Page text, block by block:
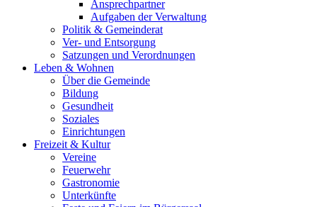
Ansprechpartner
Aufgaben der Verwaltung
Politik & Gemeinderat
Ver- und Entsorgung
Satzungen und Verordnungen
Leben & Wohnen
Über die Gemeinde
Bildung
Gesundheit
Soziales
Einrichtungen
Freizeit & Kultur
Vereine
Feuerwehr
Gastronomie
Unterkünfte